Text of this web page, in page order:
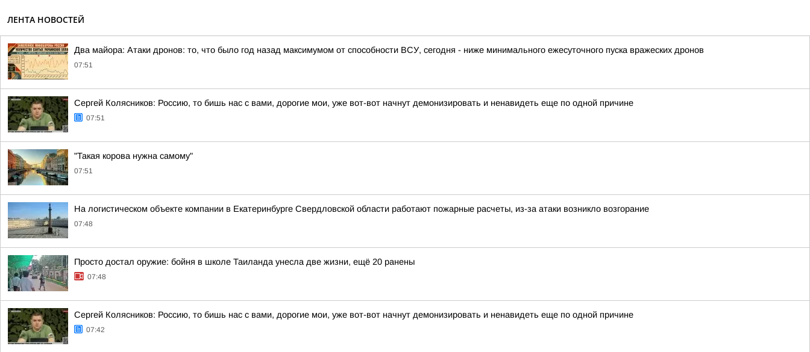
ЛЕНТА НОВОСТЕЙ
Два майора: Атаки дронов: то, что было год назад максимумом от способности ВСУ, сегодня - ниже минимального ежесуточного пуска вражеских дронов
07:51
Сергей Колясников: Россию, то бишь нас с вами, дорогие мои, уже вот-вот начнут демонизировать и ненавидеть еще по одной причине
07:51
"Такая корова нужна самому"
07:51
На логистическом объекте компании в Екатеринбурге Свердловской области работают пожарные расчеты, из-за атаки возникло возгорание
07:48
Просто достал оружие: бойня в школе Таиланда унесла две жизни, ещё 20 ранены
07:48
Сергей Колясников: Россию, то бишь нас с вами, дорогие мои, уже вот-вот начнут демонизировать и ненавидеть еще по одной причине
07:42